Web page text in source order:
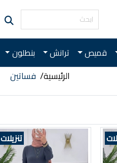
قميص ترانش بنطلون
الرئيسية فساتين
تنزيلات